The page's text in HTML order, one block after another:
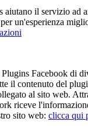
aiutano il servizio ad
un'esperienza
Facebook di
il contenuto del
al sito web.
riceve
sito web: clicca qui